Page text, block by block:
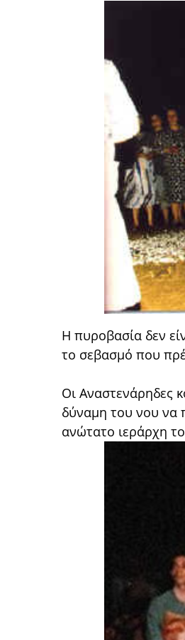
Η πυροβασία δεν
το σεβασμό που
Οι Αναστενάρηδες
δύναμη του νου να
ανώτατο ιεράρχη